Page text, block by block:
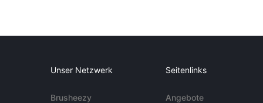
Unser Netzwerk
Brusheezy
Seitenlinks
Angebote